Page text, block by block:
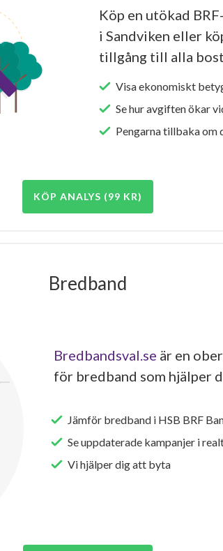
Köp en utökad
i Sandviken eller
tillgång till alla
Visa ekonomiskt
Se hur avgiften ökar
Pengarna tillbaka om
KÖP ANALYS (99 KR)
Bredband
Bredbandsval.se är en
för bredband som hjälper
Jämför bredband i HSB BRF
Se uppdaterade kampanjer i
Vi hjälper dig att byta